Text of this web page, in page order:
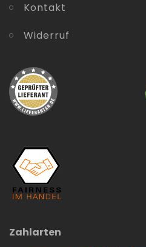
Kontakt
Widerruf
Zahlarten